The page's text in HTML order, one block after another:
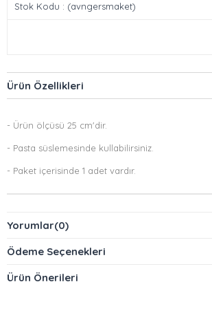
Stok Kodu (avngersmaket)
Ürün Özellikleri
- Ürün ölçüsü 25 cm'dir.
- Pasta süslemesinde kullabilirsiniz.
- Paket içerisinde 1 adet vardır.
Yorumlar(0)
Ödeme Seçenekleri
Ürün Önerileri